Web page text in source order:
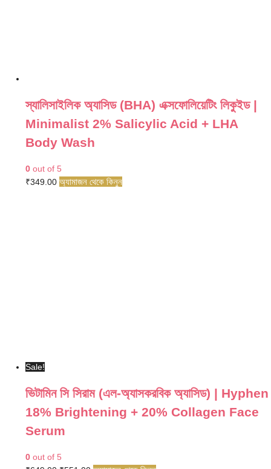
স্যালিসাইলিক অ্যাসিড (BHA) এক্সফোলিয়েটিং লিকুইড |
Minimalist 2% Salicylic Acid + LHA
Body Wash
0 out of 5
₹349.00 অ্যামাজন থেকে কিনুন
Sale!
ভিটামিন সি সিরাম (এল-অ্যাসকরবিক অ্যাসিড) | Hyphen
18% Brightening + 20% Collagen Face
Serum
0 out of 5